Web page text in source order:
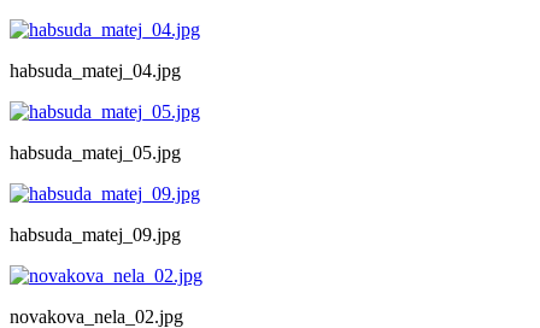
habsuda_matej_04.jpg
habsuda_matej_05.jpg
habsuda_matej_09.jpg
novakova_nela_02.jpg